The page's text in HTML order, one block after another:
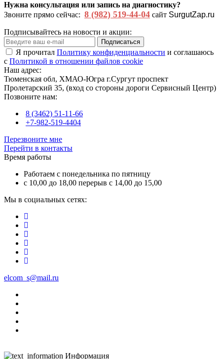
Нужна консультация или запись на диагностику?
Звоните прямо сейчас: 8 (982) 519-44-04 сайт SurgutZap.ru
Подписывайтесь на новости и акции:
Подписаться
Я прочитал Политику конфиденциальности и соглашаюсь
с Политикой в отношении файлов cookie
Наш адрес:
Тюменская обл, ХМАО-Югра г.Сургут проспект
Пролетарский 35, (вход со стороны дороги Сервисный Центр)
Позвоните нам:
8 (3462) 51-11-66
+7-982-519-4404
Перезвоните мне
Перейти в контакты
Время работы
Работаем с понедельника по пятницу
с 10,00 до 18,00 перерыв с 14,00 до 15,00
Мы в социальных сетях:
elcom_s@mail.ru
Информация